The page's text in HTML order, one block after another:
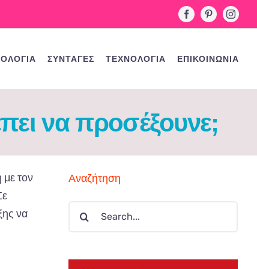
FacebookPinterest
ΣΥΝΤΑΓΕΣ ΤΕΧΝΟΛΟΓΙΑ ΕΠΙΚΟΙΝΩΝΙΑ
να προσέξουνε;
μετον
να
Αναζήτηση
Search